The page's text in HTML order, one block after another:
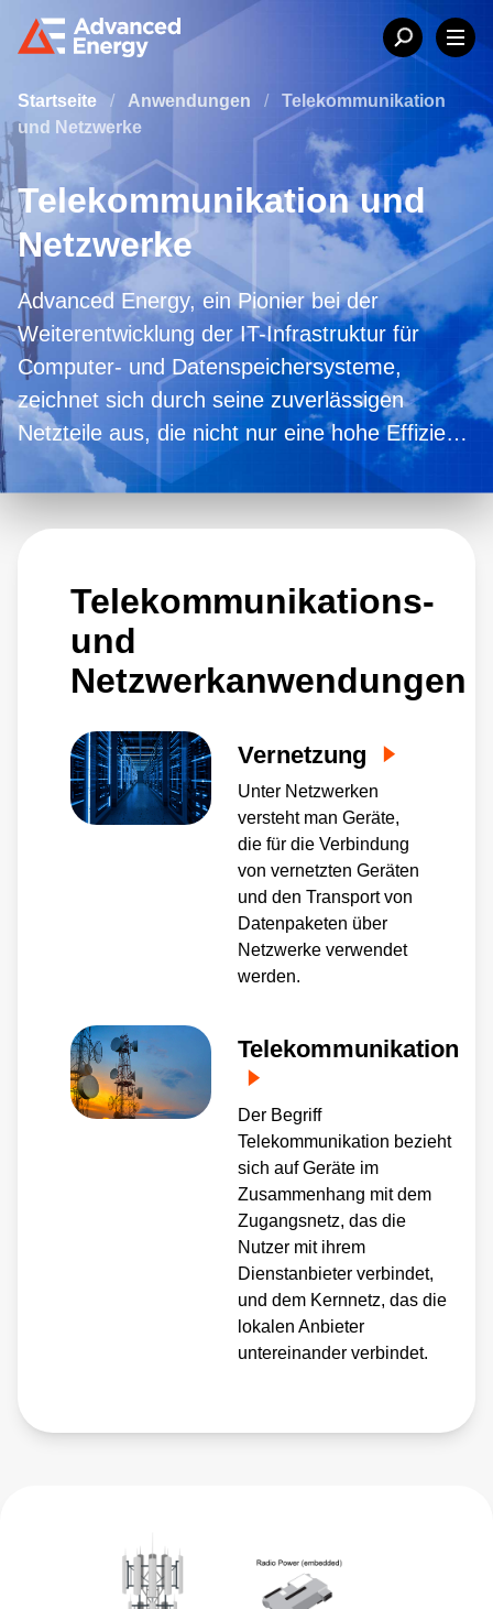
Startseite / Anwendungen /
Telekommunikation
und Netzwerke
Telekommunikation und
Netzwerke
Advanced Energy, ein Pionier bei der
Weiterentwicklung der IT-Infrastruktur für
Computer- und Datenspeichersysteme,
zeichnet sich durch seine zuverlässigen
Netzteile aus, die nicht nur eine hohe Effizienz
aufweisen, sondern auch kostengünstig sind.
Diese Stromversorgungen entsprechen den
strengen Industriestandards für Sicherheit,
Durch die Konzentration auf die Verbesserung
von Effizienz, Zuverlässigkeit und
Leistungsdichte spielt Advanced Energy eine
entscheidende Rolle bei der Umgestaltung von
Basisstationen, Funkzugangsnetzen (RAN)
sowie Kern- und Randanwendungen von
Telekommunikationsnetzen.
Telekommunikations-
und
Netzwerkanwendungen
Vernetzung
Unter Netzwerken
versteht man Geräte,
die für die Verbindung
von vernetzten Geräten
und den Transport von
Datenpaketen über
Netzwerke verwendet
werden.
Telekommunikation
Der Begriff
Telekommunikation bezieht
sich auf Geräte im
Zusammenhang mit dem
Zugangsnetz, das die
Nutzer mit ihrem
Dienstanbieter verbindet,
und dem Kernnetz, das die
lokalen Anbieter
untereinander verbindet.